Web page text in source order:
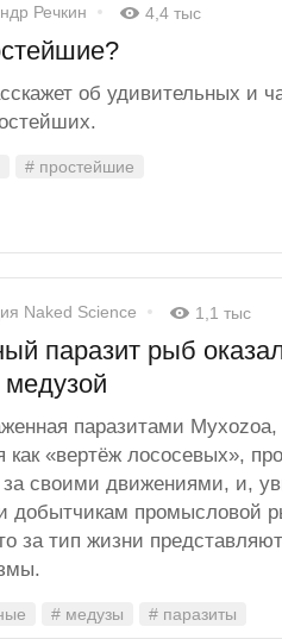
Речкин 4,4 тыс
об удивительных и
# простейшие
Naked Science 1,1 тыс
паразит рыб
паразитами Myxozoa,
«вертёж лососевых»,
за своими движениями, и,
добытчикам промысловой
за тип жизни
# медузы # паразиты